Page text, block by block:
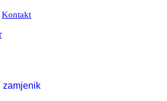
Kontakt
zamjenik